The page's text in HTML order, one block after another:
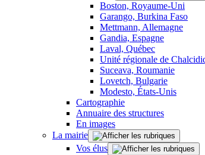
Boston, Royaume-Uni
Garango, Burkina Faso
Mettmann, Allemagne
Gandia, Espagne
Laval, Québec
Unité régionale de
Suceava, Roumanie
Lovetch, Bulgarie
Modesto, États-Unis
Cartographie
Annuaire des structures
En images
La mairie
Vos élus